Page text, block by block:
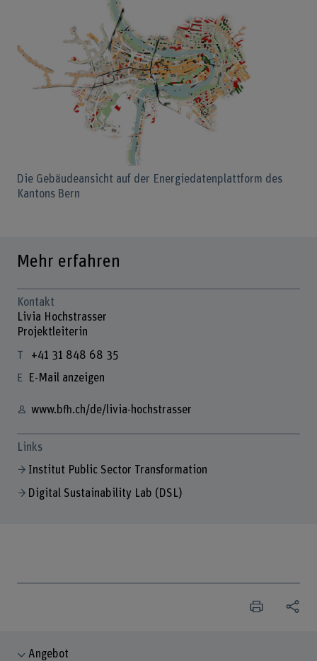
Die Gebäudeansicht auf der Energiedatenplattform des
Kantons Bern
Mehr erfahren
Kontakt
Livia Hochstrasser
Projektleiterin
+41 31 848 68 35
E-Mail anzeigen
www.bfh.ch/de/livia-hochstrasser
Links
Institut Public Sector Transformation
Digital Sustainability Lab (DSL)
Angebot